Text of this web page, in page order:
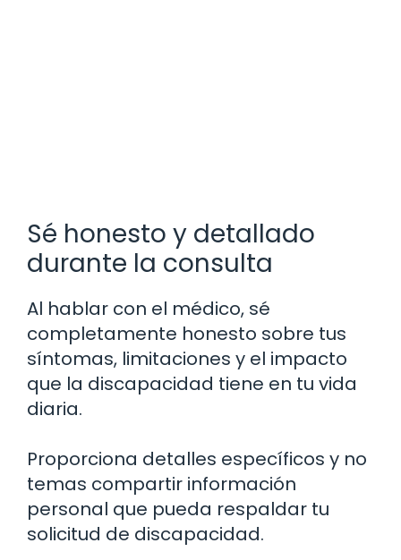
Sé honesto y detallado
durante la consulta
Al hablar con el médico, sé
completamente honesto sobre tus
síntomas, limitaciones y el impacto
que la discapacidad tiene en tu vida
diaria.
Proporciona detalles específicos y no
temas compartir información
personal que pueda respaldar tu
solicitud de discapacidad.